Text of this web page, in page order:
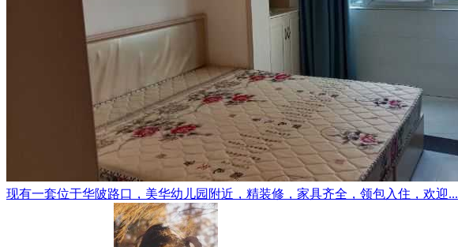
现有一套位于华陂路口，美华幼儿园附近，精装修，家具齐全，领包入住，欢迎...